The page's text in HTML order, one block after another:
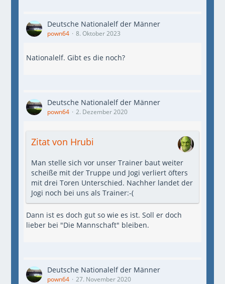
Deutsche Nationalelf der Männer
pown64 8. Oktober 2023
Nationalelf. Gibt es die noch?
Deutsche Nationalelf der Männer
pown64 2. Dezember 2020
Zitat von Hrubi
Man stelle sich vor unser Trainer baut weiter
scheiße mit der Truppe und Jogi verliert öfters
mit drei Toren Unterschied. Nachher landet der
Jogi noch bei uns als Trainer:-(
Dann ist es doch gut so wie es ist. Soll er doch
lieber bei "Die Mannschaft" bleiben.
Deutsche Nationalelf der Männer
pown64 27. November 2020